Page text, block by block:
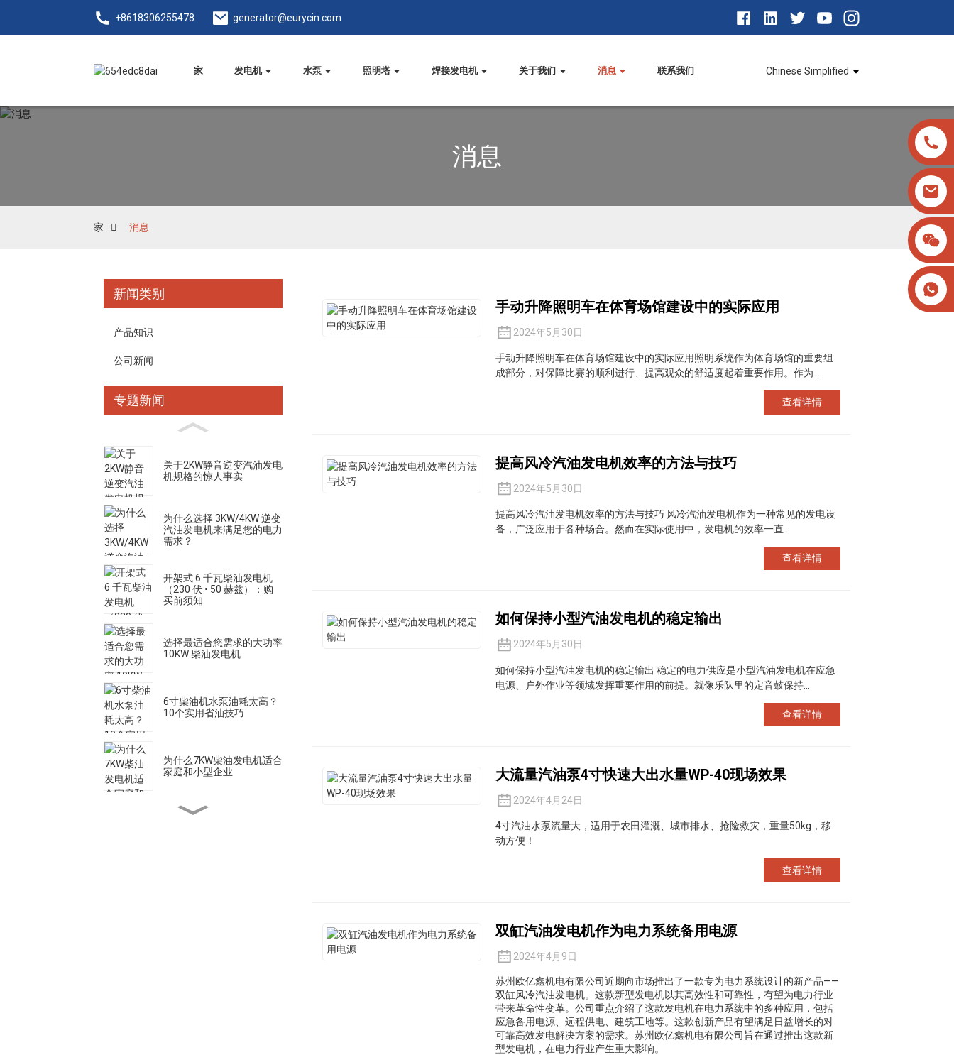
+8618306255478 generator@eurycin.com
家 发电机 水泵 照明塔 焊接发电机 关于我们 消息 联系我们 Chinese Simplified
消息
家 消息
新闻类别
产品知识
公司新闻
专题新闻
关于2KW静音逆变汽油发电
机规格的惊人事实
为什么选择 3KW/4KW 逆变
汽油发电机来满足您的电力
需求？
开架式 6 千瓦柴油发电机
（230 伏 • 50 赫兹）：购
买前须知
选择最适合您需求的大功率
10KW 柴油发电机
6寸柴油机水泵油耗太高？
10个实用省油技巧
为什么7KW柴油发电机适合
家庭和小型企业
手动升降照明车在体育场馆建设中的实际应用
2024年5月30日
手动升降照明车在体育场馆建设中的实际应用照明系统作为体育场馆的重要组
成部分，对保障比赛的顺利进行、提高观众的舒适度起着重要作用。作为...
查看详情
提高风冷汽油发电机效率的方法与技巧
2024年5月30日
提高风冷汽油发电机效率的方法与技巧 风冷汽油发电机作为一种常见的发电设
备，广泛应用于各种场合。然而在实际使用中，发电机的效率一直...
查看详情
如何保持小型汽油发电机的稳定输出
2024年5月30日
如何保持小型汽油发电机的稳定输出 稳定的电力供应是小型汽油发电机在应急
电源、户外作业等领域发挥重要作用的前提。就像乐队里的定音鼓保持...
查看详情
大流量汽油泵4寸快速大出水量WP-40现场效果
2024年4月24日
4寸汽油水泵流量大，适用于农田灌溉、城市排水、抢险救灾，重量50kg，移
动方便！
查看详情
双缸汽油发电机作为电力系统备用电源
2024年4月9日
苏州欧亿鑫机电有限公司近期向市场推出了一款专为电力系统设计的新产品——
双缸风冷汽油发电机。这款新型发电机以其高效性和可靠性，有望为电力行业
带来革命性变革。公司重点介绍了这款发电机在电力系统中的多种应用，包括
应急备用电源、远程供电、建筑工地等。这款创新产品有望满足日益增长的对
可靠高效发电解决方案的需求。苏州欧亿鑫机电有限公司旨在通过推出这款新
型发电机，在电力行业产生重大影响。